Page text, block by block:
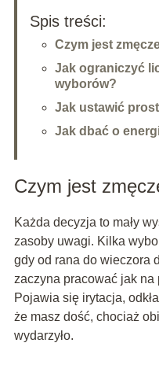
Spis treści:
Czym jest
Jak ograniczyć
wyborów?
Jak ustawić
Jak dbać o
Czym jest
Każda decyzja to mały
zasoby uwagi. Kilka
gdy od rana do wieczora
zaczyna pracować jak
Pojawia się irytacja,
że masz dość, chociaż
wydarzyło.